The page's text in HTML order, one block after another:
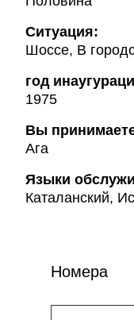
Ситуация:
Шоссе, В
год
1975
Вы
Ага
Языки
Каталанский,
Номера